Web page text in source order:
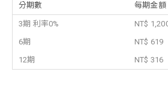
分期數 每期金額
3期 利率0%
NT$
6期
NT$ 619
12期
NT$ 316